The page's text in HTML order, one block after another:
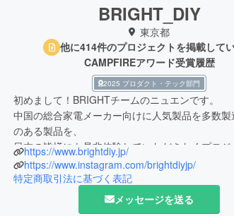
BRIGHT_DIY
東京都
他に414件のプロジェクトを掲載して
CAMPFIREアワード受賞履歴
2025 プロダクト・テック部門
初めまして！BRIGHTチームのニュエンです。
中国の総合家電メーカー向けに人気製品を多数
のある製品を、
日本の皆様にも是非体験していただきたくプロジ
ち上げました。
最新のテクノロジーで、皆さんの生活をより豊か
することが弊社の理念です。
どうぞよろしくお願い致します！
https://www.brightdiy.jp/
https://www.instagram.com/brightdiyjp/
特定商取引法に基づく表記
メッセージを送る